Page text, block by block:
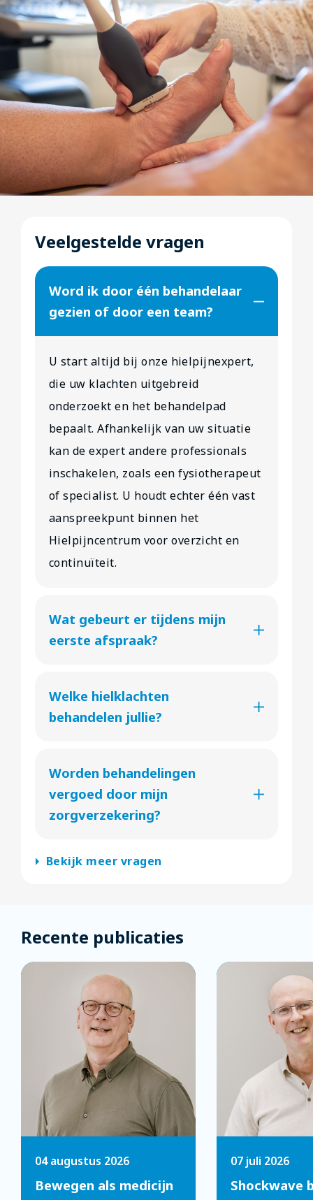
Veelgestelde vragen
Word ik door één behandelaar
gezien of door een team?
U start altijd bij onze hielpijnexpert,
die uw klachten uitgebreid
onderzoekt en het behandelpad
bepaalt. Afhankelijk van uw situatie
kan de expert andere professionals
inschakelen, zoals een fysiotherapeut
of specialist. U houdt echter één vast
aanspreekpunt binnen het
Hielpijncentrum voor overzicht en
continuïteit.
Wat gebeurt er tijdens mijn
eerste afspraak?
Welke hielklachten
behandelen jullie?
Worden behandelingen
vergoed door mijn
zorgverzekering?
arrow_right Bekijk meer vragen
Recente publicaties
04 augustus 2026
Bewegen als medicijn
07 juli 2026
Shockwave